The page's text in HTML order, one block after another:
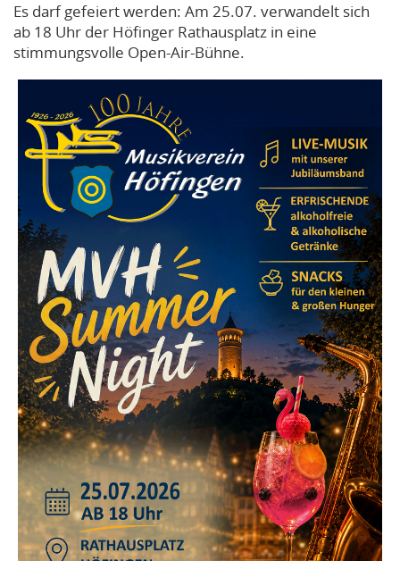
Es darf gefeiert werden: Am 25.07. verwandelt sich
ab 18 Uhr der Höfinger Rathausplatz in eine
stimmungsvolle Open-Air-Bühne.